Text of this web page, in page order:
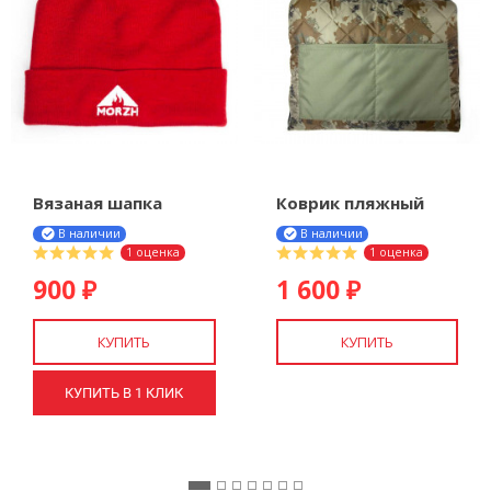
Вязаная шапка
MORZH
В наличии
1 оценка
900 ₽
КУПИТЬ
КУПИТЬ В 1 КЛИК
Коврик пляжный
В наличии
1 оценка
1 600 ₽
КУПИТЬ